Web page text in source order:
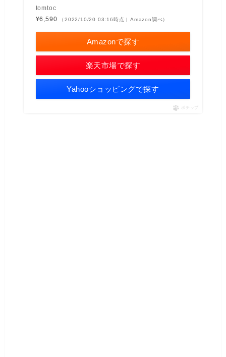
tomtoc
¥6,590
（2022/10/20 03:16時点 | Amazon調べ）
Amazonで探す
楽天市場で探す
Yahooショッピングで探す
ポチップ